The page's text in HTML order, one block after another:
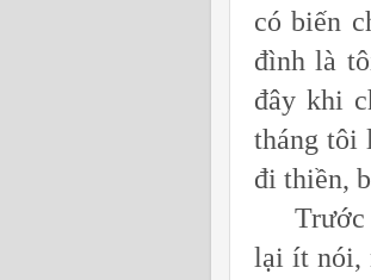
có biến
đình là
đây khi
tháng tôi
đi thiền,
Trước
lại ít nói,